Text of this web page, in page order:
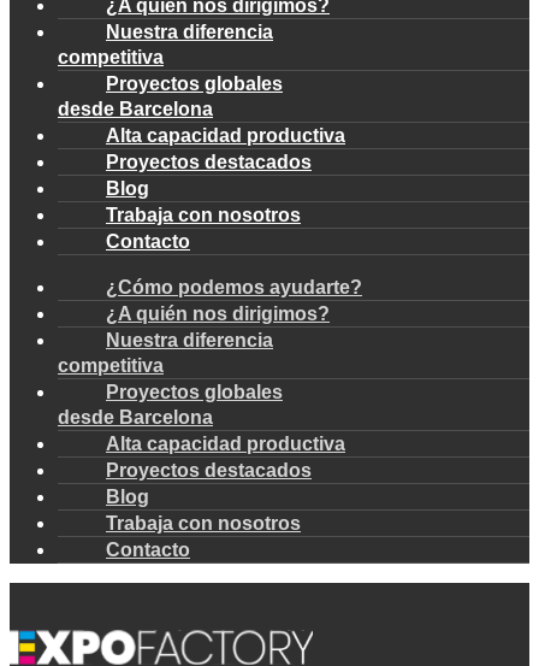
¿A quién nos dirigimos?
Nuestra diferencia
competitiva
Proyectos globales
desde Barcelona
Alta capacidad productiva
Proyectos destacados
Blog
Trabaja con nosotros
Contacto
¿Cómo podemos ayudarte?
¿A quién nos dirigimos?
Nuestra diferencia
competitiva
Proyectos globales
desde Barcelona
Alta capacidad productiva
Proyectos destacados
Blog
Trabaja con nosotros
Contacto